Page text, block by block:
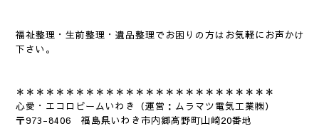
福祉整理・生前整理・遺品整理でお困りの方はお気軽にお声かけ
下さい。
＊＊＊＊＊＊＊＊＊＊＊＊＊＊＊＊＊＊＊＊＊＊＊ ＊＊＊
心愛・エコロビームいわき（運営：ムラマツ電気工業㈱）
〒973-8406 福島県いわき市内郷高野町山崎20番地